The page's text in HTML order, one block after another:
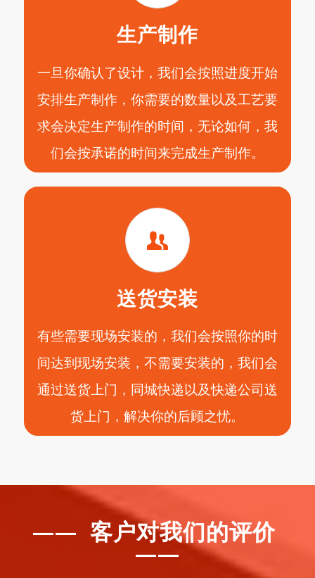
生产制作
一旦你确认了设计，我们会按照进度开始
安排生产制作，你需要的数量以及工艺要
求会决定生产制作的时间，无论如何，我
们会按承诺的时间来完成生产制作。
送货安装
有些需要现场安装的，我们会按照你的时
间达到现场安装，不需要安装的，我们会
通过送货上门，同城快递以及快递公司送
货上门，解决你的后顾之忧。
—— 客户对我们的评价
——